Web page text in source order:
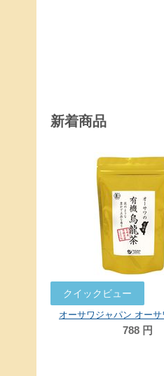
新着商品
クイックビュー
788 円